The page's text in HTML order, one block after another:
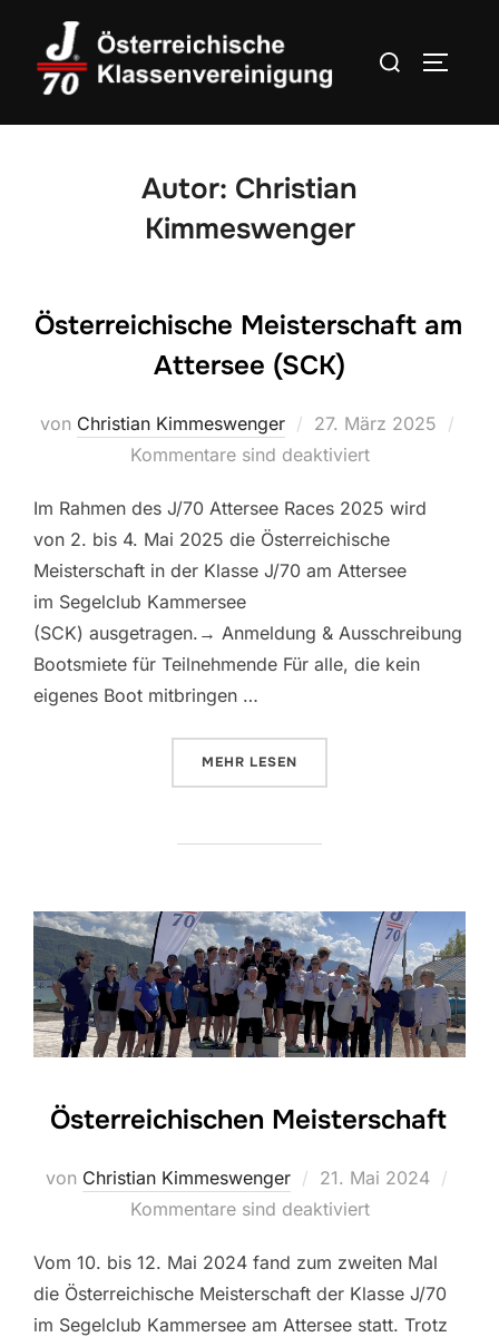
springen
Suchen
Autor: Christian
Kimmeswenger
Österreichische Meisterschaft am
Attersee (SCK)
von Christian Kimmeswenger
Veröffentlicht
am
27. März 2025
Kommentare sind deaktiviert
Im Rahmen des J/70 Attersee Races 2025 wird
von 2. bis 4. Mai 2025 die Österreichische
Meisterschaft in der Klasse J/70 am Attersee
im Segelclub Kammersee
(SCK) ausgetragen.→ Anmeldung & Ausschreibung
Bootsmiete für Teilnehmende Für alle, die kein
eigenes Boot mitbringen …
MEHR ÜBER „ÖSTERREICHISCHE
LESEN
Österreichischen Meisterschaft
von Christian Kimmeswenger
Veröffentlicht
am
21. Mai 2024
Kommentare sind deaktiviert
Vom 10. bis 12. Mai 2024 fand zum zweiten Mal
die Österreichische Meisterschaft der Klasse J/70
im Segelclub Kammersee am Attersee statt. Trotz